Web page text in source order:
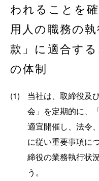
われることを
用人の職務の
款」に適合す
の体制
(1)
当社は、取締役及
会」を定期的に、
適宜開催し、法令
に従い重要事項に
締役の業務執行状
う。